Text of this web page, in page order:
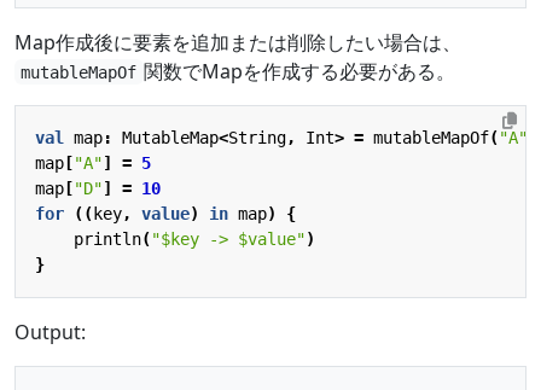
Map作成後に要素を追加または削除したい場合は、
mutableMapOf 関数でMapを作成する必要がある。
val map: MutableMap<String, Int> = mutableMapOf("A"
map ["A"] = 5
map ["D"] = 10
for
(( key, value) in map)
{
println("$key -> $value")
}
Output: